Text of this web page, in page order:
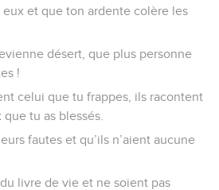
eux et que ton ardente colère les
désert, que plus personne
!
celui que tu frappes, ils racontent
tu as blessés.
fautes et qu’ils n’aient aucune
livre de vie et ne soient pas